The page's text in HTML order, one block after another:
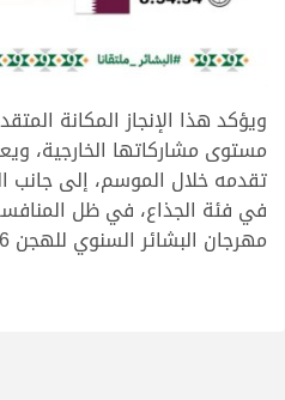
ويؤكد هذا الإنجاز المكانة
مستوى مشاركاتها الخارجية،
تقدمه خلال الموسم، إلى جانب
في فئة الجذاع، في ظل
مهرجان البشائر السنوي للهجن 2026.